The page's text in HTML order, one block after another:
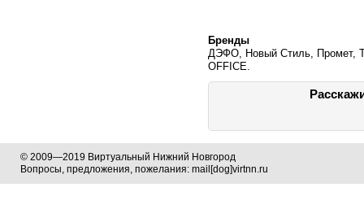
Бренды
ДЭФО, Новый Стиль, Промет,
OFFICE.
© 2009—2019 Виртуальный Нижний Новгород
Вопросы, предложения, пожелания: mail[dog]virtnn.ru